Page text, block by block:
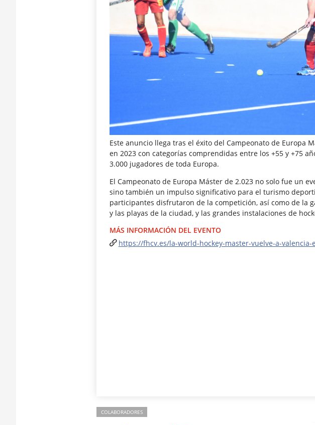
Este anuncio llega tras el éxito del Campeonato de Europa
en 2023 con categorías comprendidas entre los +55 y +75
3.000 jugadores de toda Europa.
El Campeonato de Europa Máster de 2.023 no solo fue un
sino también un impulso significativo para el turismo
participantes disfrutaron de la competición, así como de la
y las playas de la ciudad, y las grandes instalaciones de
MÁS INFORMACIÓN DEL EVENTO
https://fhcv.es/la-world-hockey-master-vuelve-a-valencia-
COLABORADORES